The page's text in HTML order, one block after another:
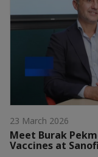
23 March 2026
Meet Burak
Vaccines at